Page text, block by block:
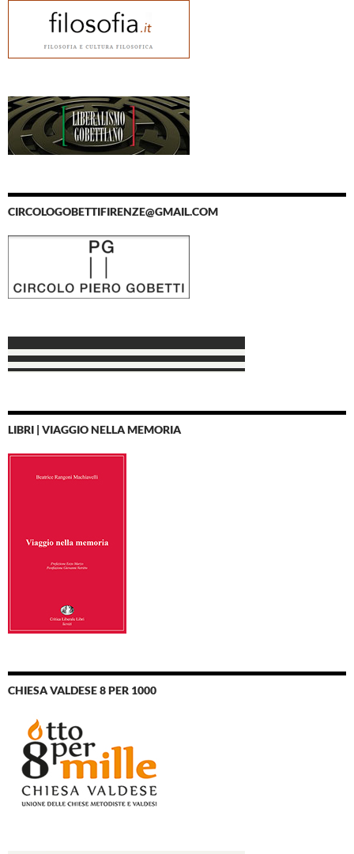
CIRCOLOGOBETTIFIRENZE@GMAIL.COM
LIBRI | VIAGGIO NELLA MEMORIA
CHIESA VALDESE 8 PER 1000